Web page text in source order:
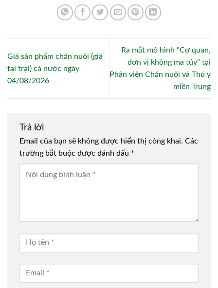
Giá sản phẩm chăn nuôi (giá
tại trại) cả nước ngày
04/08/2026
Ra mắt mô hình “Cơ quan,
đơn vị không ma túy” tại
Phân viện Chăn nuôi và Thú y
miền Trung
Trả lời
Email của bạn sẽ không được hiển thị công khai. Các
trường bắt buộc được đánh dấu *